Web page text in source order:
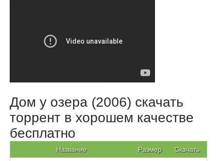
Дом у озера (2006) скачать
торрент в хорошем качестве
бесплатно
Название Размер Скачать